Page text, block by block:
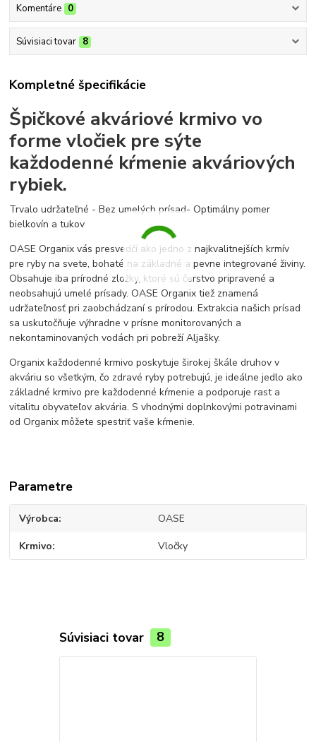
Komentáre 0
Súvisiaci tovar 8
Kompletné špecifikácie
Špičkové akváriové krmivo vo
forme vločiek pre sýte
každodenné kŕmenie akváriových
rybiek.
Trvalo udržateľné - Bez umelých prísad- Optimálny pomer
bielkovín a tukov
OASE Organix vás presvedčí ako jedno z najkvalitnejších krmív
pre ryby na svete, bohaté na základné a pevne integrované živiny.
Obsahuje iba prírodné zložky, ktoré sú čerstvo pripravené a
neobsahujú umelé prísady. OASE Organix tiež znamená
udržateľnosť pri zaobchádzaní s prírodou. Extrakcia našich prísad
sa uskutočňuje výhradne v prísne monitorovaných a
nekontaminovaných vodách pri pobreží Aljašky.
Organix každodenné krmivo poskytuje širokej škále druhov v
akváriu so všetkým, čo zdravé ryby potrebujú, je ideálne jedlo ako
základné krmivo pre každodenné kŕmenie a podporuje rast a
vitalitu obyvateľov akvária. S vhodnými doplnkovými potravinami
od Organix môžete spestriť vaše kŕmenie.
Parametre
Výrobca OASE
Krmivo Vločky
Súvisiaci tovar 8